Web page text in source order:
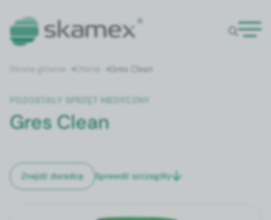
Oferta Gres Clean
POZOSTAŁY SPRZĘT MEDYCZNY
Gres Clean
Znajdź doradcę Sprawdź szczegóły